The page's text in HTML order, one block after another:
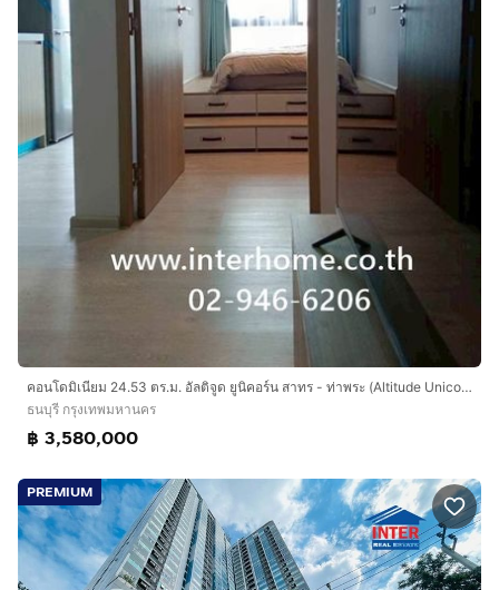
คอนโดมิเนียม 24.53 ตร.ม. อัลติจูด ยูนิคอร์น สาทร - ท่าพระ (Altitude Unicorn Sathorn - Thapra) ใกล้ เดอะมอลล์ท่าพระ ซอยรัชดาท่าพระ13
ธนบุรี กรุงเทพมหานคร
฿ 3,580,000
PREMIUM